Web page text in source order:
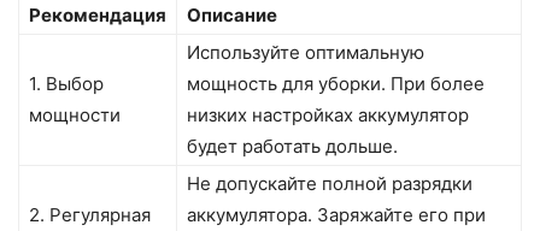
Рекомендация Описание
1. Выбор
мощности
Используйте оптимальную
мощность для уборки. При более
низких настройках аккумулятор
будет работать дольше.
2. Регулярная
Не допускайте полной разрядки
аккумулятора. Заряжайте его при